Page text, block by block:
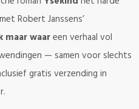
Robert Janssens’
maar waareen verhaal vol
— samen voor slechts
gratis verzending in